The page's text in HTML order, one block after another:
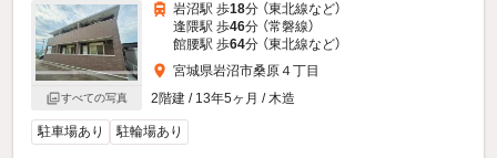
すべての写真
岩沼駅 歩18分 （東北線など）
逢隈駅 歩46分 （常磐線）
館腰駅 歩64分 （東北線など）
宮城県岩沼市桑原４丁目
2階建 / 13年5ヶ月 / 木造
駐車場あり 駐輪場あり